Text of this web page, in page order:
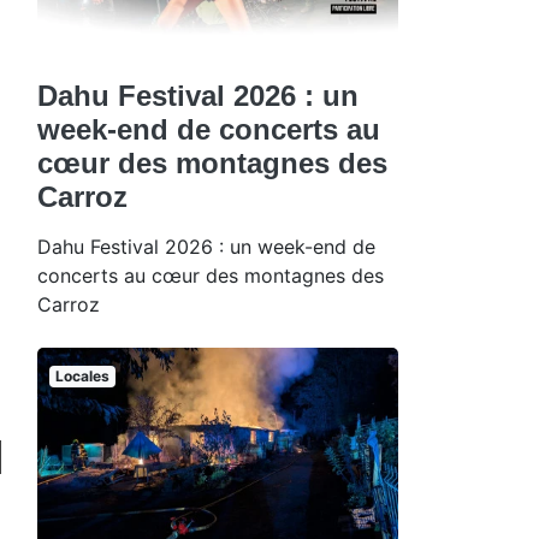
Dahu Festival 2026 : un
week-end de concerts au
cœur des montagnes des
Carroz
Dahu Festival 2026 : un week-end de
concerts au cœur des montagnes des
Carroz
Locales